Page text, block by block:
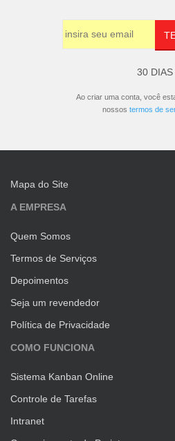
30 DIAS
Ao criar uma conta, você
nossos termos de
Mapa do Site
A EMPRESA
Quem Somos
Termos de Serviços
Depoimentos
Seja um revendedor
Política de Privacidade
COMO FUNCIONA
Sistema Kanban Online
Controle de Tarefas
Intranet